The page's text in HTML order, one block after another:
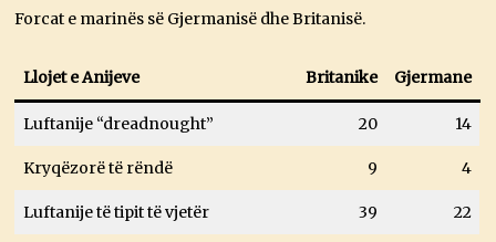
Forcat e marinës së Gjermanisë dhe Britanisë.
Llojet e Anijeve Britanike Gjermane
Luftanije “dreadnought” 20 14
Kryqëzorë të rëndë 9 4
Luftanije të tipit të vjetër 39 22